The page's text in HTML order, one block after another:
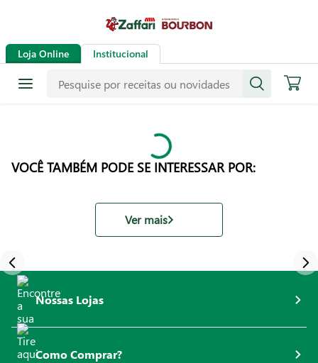
Loja Online Institucional
VOCÊ TAMBÉM PODE SE INTERESSAR POR:
Ver mais
Nossas Lojas
Como Comprar?